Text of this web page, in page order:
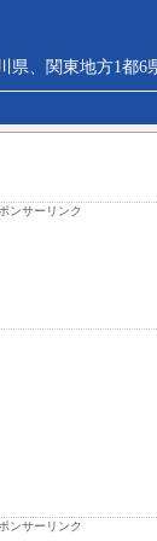
、関東地方1都6
ンサーリンク
ンサーリンク